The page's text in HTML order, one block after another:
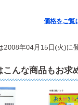
価格をご覧
2008年04月15日(火)に
んな商品もお求